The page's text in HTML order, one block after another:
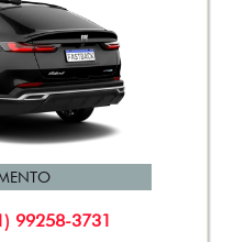
HYBRID FLEX AT 2026